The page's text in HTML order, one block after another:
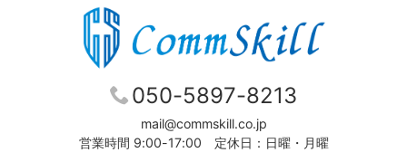
050-5897-8213
mail@commskill.co.jp
営業時間 9:00-17:00 定休日：日曜・月曜